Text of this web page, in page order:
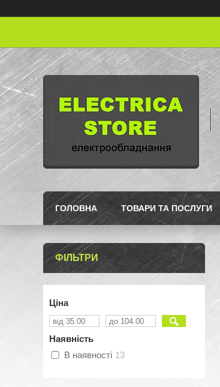
ГОЛОВНА ТОВАРИ ТА ПОСЛУГИ
ФІЛЬТРИ
Ціна
Наявність
В наявності 13